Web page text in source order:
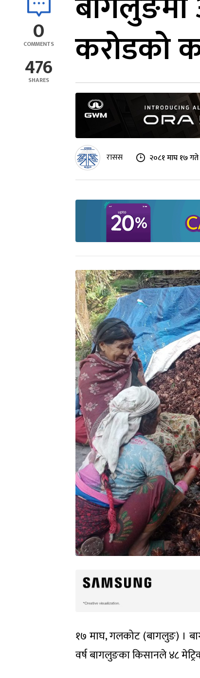
0
COMMENTS
476
SHARES
करोडको
रासस २०८१ माघ १७
१७ माघ, गलकोट (बागलुङ) ।
वर्ष बागलुङका किसानले ४८